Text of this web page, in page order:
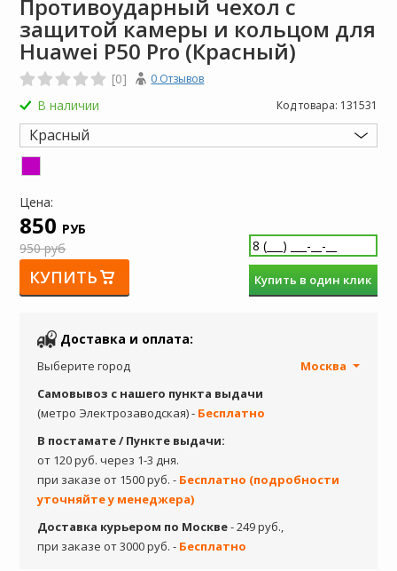
Противоударный чехол с
защитой камеры и кольцом для
Huawei P50 Pro (Красный)
[0] 0 Отзывов
В наличии Код товара: 131531
Красный
Цена:
850 РУБ
950 руб
КУПИТЬ Купить в один клик
Доставка и оплата:
Выберите город
Москва
Самовывоз с нашего пункта выдачи
(метро Электрозаводская) - Бесплатно
В постамате / Пункте выдачи:
от 120 руб. через 1-3 дня.
при заказе от 1500 руб. - Бесплатно (подробности
уточняйте у менеджера)
Доставка курьером по Москве- 249 руб.,
при заказе от 3000 руб. - Бесплатно